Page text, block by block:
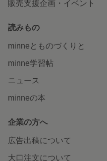
販売支援企画・イベント
読みもの
minneとものづくりと
minne学習帖
ニュース
minneの本
企業の方へ
広告出稿について
大口注文について